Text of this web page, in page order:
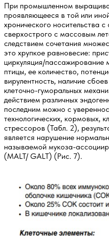
При промышленном
проявляющееся в той или
хронического носительства
сверхострого с массовым
следствием сочетания
это хрупкое равновесие:
циркуляция/
птицы, ее количество,
вирулентность, наличие
клеточно-гуморальных
действием различных
последним можно с
технологических, кормовых,
стрессоров (Табл. 2),
является нарушение
называемой мукоза-
(MALT/ GALT) (Рис. 7).